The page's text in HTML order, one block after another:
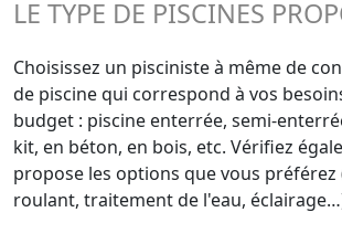
LE TYPE DE PISCINES
Choisissez un pisciniste à même de
de piscine qui correspond à vos
budget : piscine enterrée, semi-
kit, en béton, en bois, etc. Vérifiez
propose les options que vous
roulant, traitement de l'eau,